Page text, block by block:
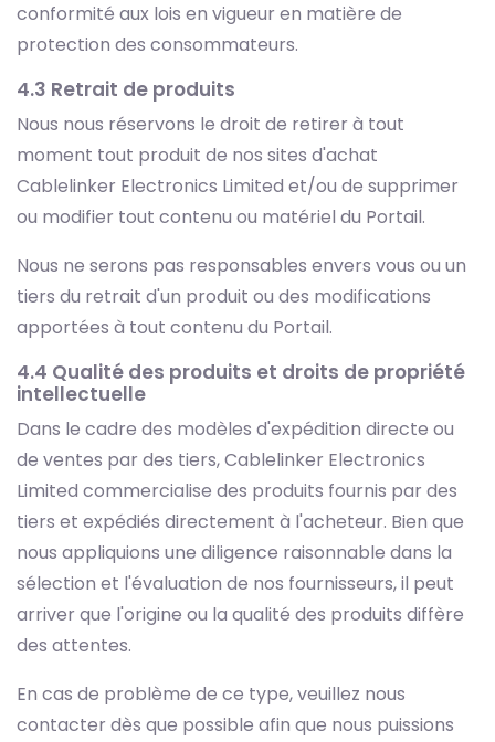
conformité aux lois en vigueur en matière de
protection des consommateurs.
4.3 Retrait de produits
Nous nous réservons le droit de retirer à tout
moment tout produit de nos sites d'achat
Cablelinker Electronics Limited et/ou de supprimer
ou modifier tout contenu ou matériel du Portail.
Nous ne serons pas responsables envers vous ou un
tiers du retrait d'un produit ou des modifications
apportées à tout contenu du Portail.
4.4 Qualité des produits et droits de propriété
intellectuelle
Dans le cadre des modèles d'expédition directe ou
de ventes par des tiers, Cablelinker Electronics
Limited commercialise des produits fournis par des
tiers et expédiés directement à l'acheteur. Bien que
nous appliquions une diligence raisonnable dans la
sélection et l'évaluation de nos fournisseurs, il peut
arriver que l'origine ou la qualité des produits diffère
des attentes.
En cas de problème de ce type, veuillez nous
contacter dès que possible afin que nous puissions